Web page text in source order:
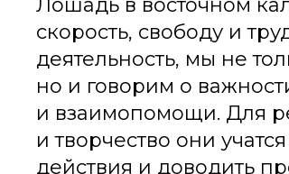
Лошадь в восточном
скорость, свободу и
деятельность, мы не
но и говорим о
и взаимопомощи. Для
и творчество они
действия и доводить